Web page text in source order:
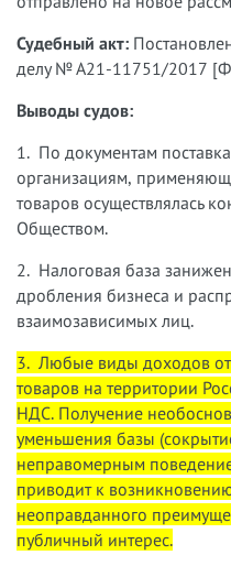
Судебный акт:
делу № А21-11751/2017
Выводы судов:
1. По документам
организациям,
товаров осуществлялась
Обществом.
2. Налоговая база
дробления бизнеса и
взаимозависимых лиц.
3. Любые виды доходов
товаров на территории
НДС. Получение
уменьшения базы
неправомерным
приводит к
неоправданного
публичный интерес.